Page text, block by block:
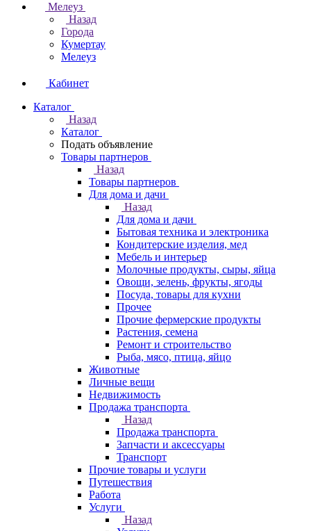
Мелеуз
Назад
Города
Кумертау
Мелеуз
Кабинет
Каталог
Назад
Каталог
Подать объявление
Товары партнеров
Назад
Товары партнеров
Для дома и дачи
Назад
Для дома и дачи
Бытовая техника и электроника
Кондитерские изделия, мед
Мебель и интерьер
Молочные продукты, сыры, яйца
Овощи, зелень, фрукты, ягоды
Посуда, товары для кухни
Прочее
Прочие фермерские продукты
Растения, семена
Ремонт и строительство
Рыба, мясо, птица, яйцо
Животные
Личные вещи
Недвижимость
Продажа транспорта
Назад
Продажа транспорта
Запчасти и аксессуары
Транспорт
Прочие товары и услуги
Путешествия
Работа
Услуги
Назад